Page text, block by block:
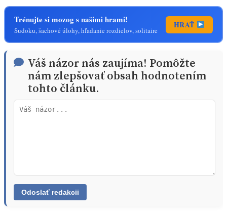
Trénujte si mozog s našimi hrami!
Sudoku, šachové úlohy, hľadanie rozdielov, solitaire
HRAŤ
Váš názor nás zaujíma! Pomôžte
nám zlepšovať obsah hodnotením
tohto článku.